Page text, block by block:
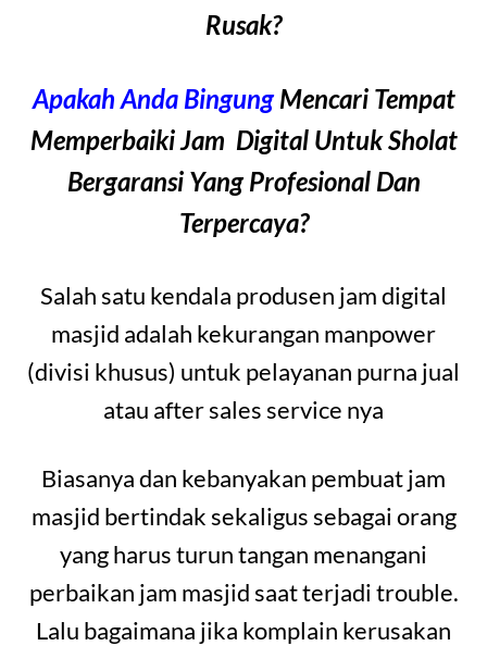
Rusak?
Apakah Anda BingungMencari Tempat
Memperbaiki Jam Digital Untuk Sholat
Bergaransi Yang Profesional Dan
Terpercaya?
Salah satu kendala produsen jam digital
masjid adalah kekurangan manpower
(divisi khusus) untuk pelayanan purna jual
atau after sales service nya
Biasanya dan kebanyakan pembuat jam
masjid bertindak sekaligus sebagai orang
yang harus turun tangan menangani
perbaikan jam masjid saat terjadi trouble.
Lalu bagaimana jika komplain kerusakan